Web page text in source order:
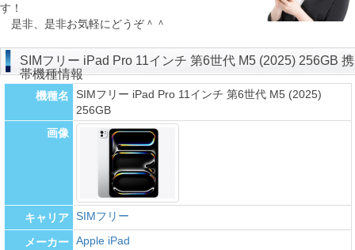
す！
是非、是非お気軽にどうぞ＾＾
SIMフリー iPad Pro 11インチ 第6世代 M5 (2025) 256GB 携
帯機種情報
機種名
SIMフリー iPad Pro 11インチ 第6世代 M5 (2025)
256GB
画像
キャリア SIMフリー
メーカー Apple iPad